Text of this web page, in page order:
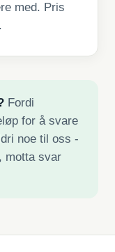
med. Pris
Fordi
for å svare
noe til oss -
motta svar